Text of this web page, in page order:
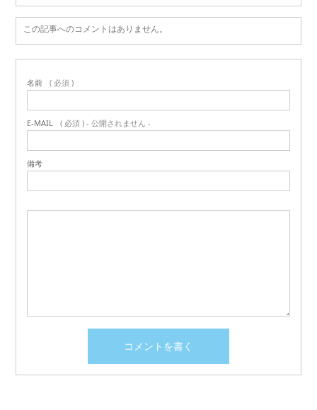
この記事へのコメントはありません。
名前 ( 必須 )
E-MAIL ( 必須 ) - 公開されません -
備考